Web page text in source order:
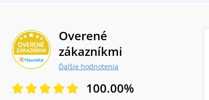
Overené
zákazníkmi
Ďalšie hodnotenia
100.00%